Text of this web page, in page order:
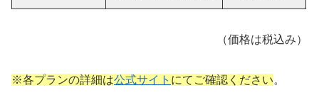
（価格は税込み）
※各プランの詳細は公式サイト にてご確認ください。